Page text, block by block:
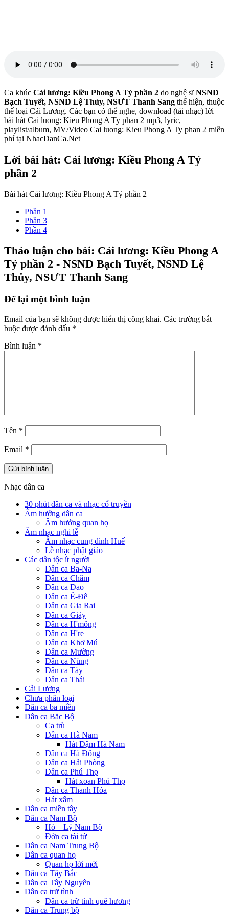
Ca khúc Cải lương: Kiều Phong A Tỷ phần 2 do nghệ sĩNSND
Bạch Tuyết, NSND Lệ Thủy, NSƯT Thanh Sang thể hiện, thuộc
thể loại Cải Lương. Các bạn có thể nghe, download (tải nhạc) lời
bài hát Cai luong: Kieu Phong A Ty phan 2 mp3, lyric,
playlist/album, MV/Video Cai luong: Kieu Phong A Ty phan 2 miễn
phí tại NhacDanCa.Net
Lời bài hát: Cải lương: Kiều Phong A Tỷ
phần 2
Bài hát Cải lương: Kiều Phong A Tỷ phần 2
Phần 1
Phần 3
Phần 4
Thảo luận cho bài: Cải lương: Kiều Phong A
Tỷ phần 2 - NSND Bạch Tuyết, NSND Lệ
Thủy, NSƯT Thanh Sang
Để lại một bình luận
Email của bạn sẽ không được hiển thị công khai. Các trường bắt
buộc được đánh dấu *
Bình luận *
Tên *
Email *
Nhạc dân ca
30 phút dân ca và nhạc cổ truyền
Âm hưởng dân ca
Âm hưởng quan họ
Âm nhạc nghi lễ
Âm nhạc cung đình Huế
Lễ nhạc phật giáo
Các dân tộc ít người
Dân ca Ba-Na
Dân ca Chăm
Dân ca Dao
Dân ca Ê-Đê
Dân ca Gia Rai
Dân ca Giáy
Dân ca H'mông
Dân ca H're
Dân ca Khơ Mú
Dân ca Mường
Dân ca Nùng
Dân ca Tày
Dân ca Thái
Cải Lương
Chưa phân loại
Dân ca ba miền
Dân ca Bắc Bộ
Ca trù
Dân ca Hà Nam
Hát Dậm Hà Nam
Dân ca Hà Đông
Dân ca Hải Phòng
Dân ca Phú Thọ
Hát xoan Phú Thọ
Dân ca Thanh Hóa
Hát xẩm
Dân ca miền tây
Dân ca Nam Bộ
Hò – Lý Nam Bộ
Đờn ca tài tử
Dân ca Nam Trung Bộ
Dân ca quan họ
Quan họ lời mới
Dân ca Tây Bắc
Dân ca Tây Nguyên
Dân ca trữ tình
Dân ca trữ tình quê hương
Dân ca Trung bộ